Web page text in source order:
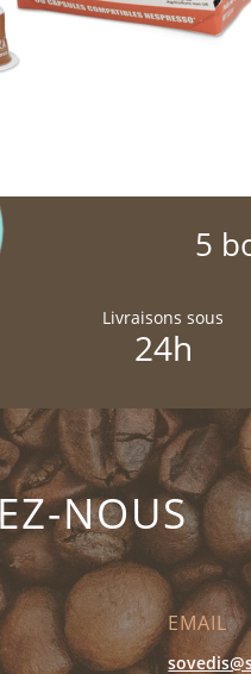
5
Livraisons sous
24h
NOUS
EMAIL